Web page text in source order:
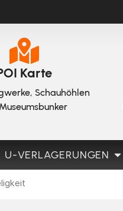
Karte
Schauhöhlen
U-VERLAGERUNGEN